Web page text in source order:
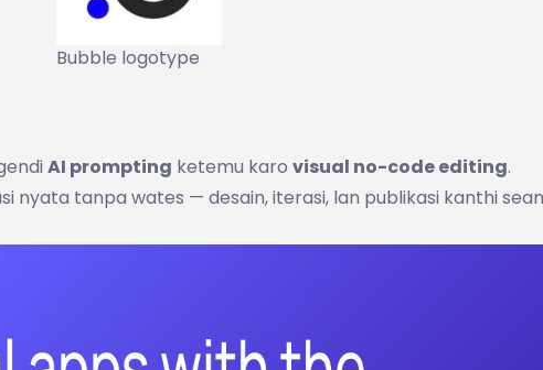
Bubble logotype
AI prompting ketemu karo visual no-code editing.
nyata tanpa wates — desain, iterasi, lan publikasi kanthi